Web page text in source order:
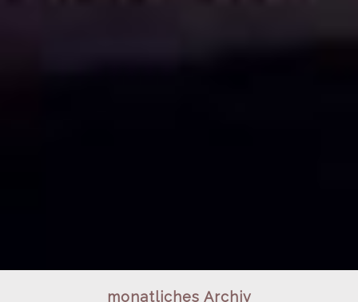
monatliches Archiv